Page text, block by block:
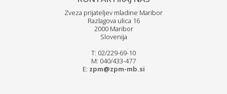
Zveza prijateljev mladine Maribor
Razlagova ulica 16
2000 Maribor
Slovenija
T: 02/229-69-10
M: 040/433-477
E: zpm@zpm-mb.si